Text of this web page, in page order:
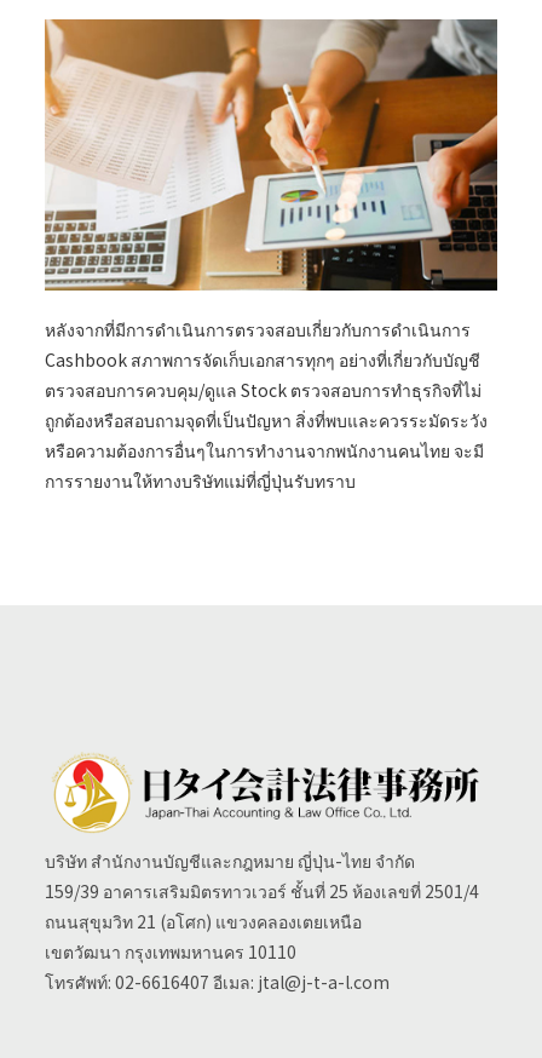
หลังจากที่มีการดำเนินการตรวจสอบเกี่ยวกับการดำเนินการ
Cashbook สภาพการจัดเก็บเอกสารทุกๆ อย่างที่เกี่ยวกับบัญชี
ตรวจสอบการควบคุม/ดูแล Stock ตรวจสอบการทำธุรกิจที่ไม่
ถูกต้องหรือสอบถามจุดที่เป็นปัญหา สิ่งที่พบและควรระมัดระวัง
หรือความต้องการอื่นๆในการทำงานจากพนักงานคนไทย จะมี
การรายงานให้ทางบริษัทแม่ที่ญี่ปุ่นรับทราบ
บริษัท สำนักงานบัญชีและกฎหมาย ญี่ปุ่น-ไทย จำกัด
159/39 อาคารเสริมมิตรทาวเวอร์ ชั้นที่ 25 ห้องเลขที่ 2501/4
ถนนสุขุมวิท 21 (อโศก) แขวงคลองเตยเหนือ
เขตวัฒนา กรุงเทพมหานคร 10110
โทรศัพท์: 02-6616407 อีเมล: jtal@j-t-a-l.com